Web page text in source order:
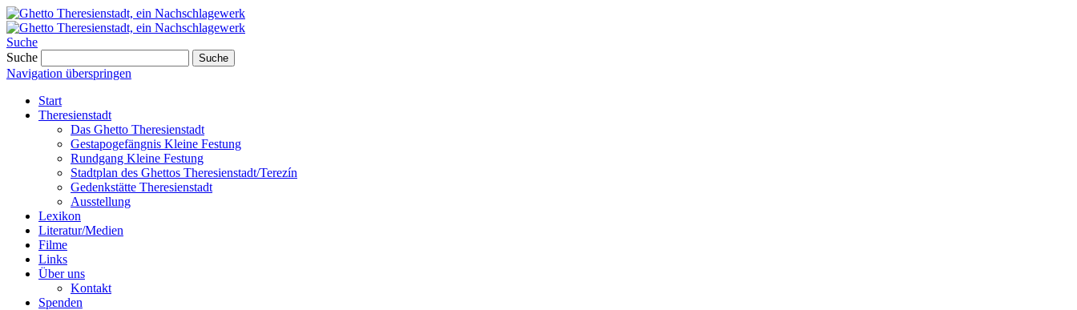
Suche
Suche
Suche
Navigation überspringen
Start
Theresienstadt
Das Ghetto Theresienstadt
Gestapogefängnis Kleine Festung
Rundgang Kleine Festung
Stadtplan des Ghettos Theresienstadt/Terezín
Gedenkstätte Theresienstadt
Ausstellung
Lexikon
Literatur/Medien
Filme
Links
Über uns
Kontakt
Spenden